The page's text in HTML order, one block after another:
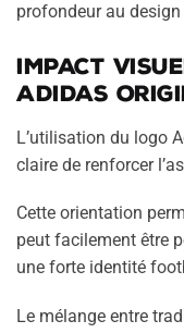
profondeur au design
Impact
Adidas
L’utilisation du logo
claire de renforcer
Cette orientation
peut facilement être
une forte identité
Le mélange entre